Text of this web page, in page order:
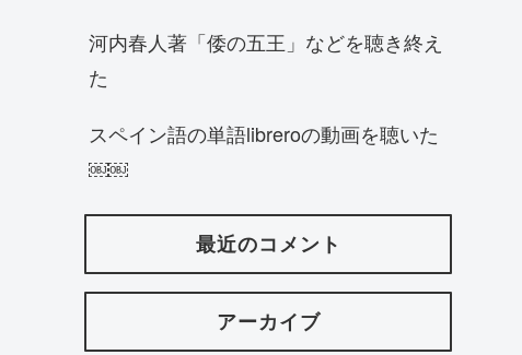
河内春人著「倭の五王」などを聴き終え
た
スペイン語の単語libreroの動画を聴いた
￼￼
最近のコメント
アーカイブ